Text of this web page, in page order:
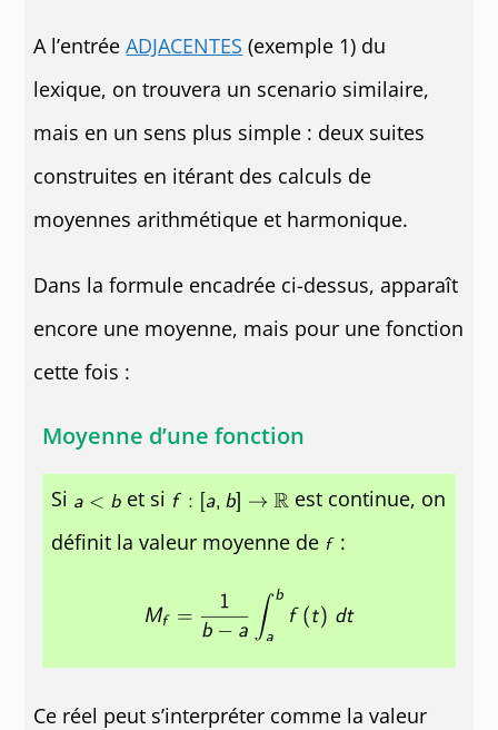
A l’entréeADJACENTES (exemple 1) du
lexique, on trouvera un scenario similaire,
mais en un sens plus simple : deux suites
construites en itérant des calculs de
moyennes arithmétique et harmonique.
Dans la formule encadrée ci-dessus, apparaît
encore une moyenne, mais pour une fonction
cette fois :
Moyenne d’une fonction
Si et si
est continue, on
définit la valeur moyenne de :
Ce réel peut s’interpréter comme la valeur